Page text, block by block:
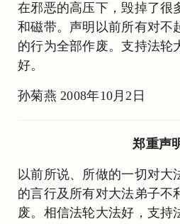
在邪恶的高压下，毁掉了很
和磁带。声明以前所有对不
的行为全部作废。支持法轮
好。
孙菊燕 2008年10月2日
郑重声
以前所说、所做的一切对大
的言行及所有对大法弟子不
废。相信法轮大法好，支持